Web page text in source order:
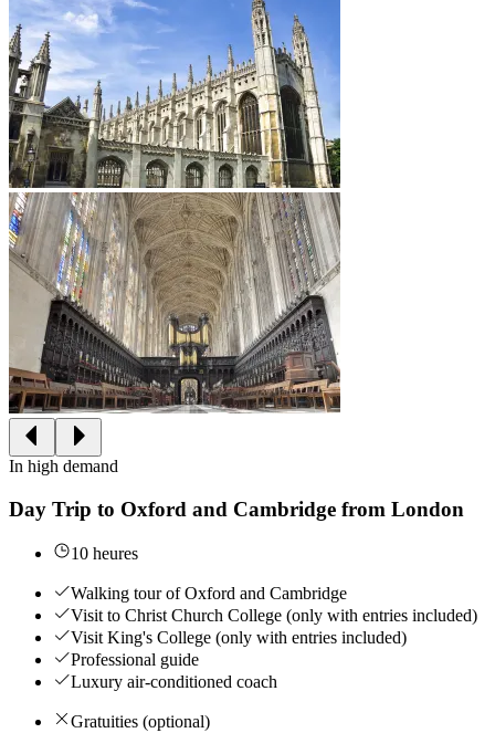
In high demand
Day Trip to Oxford and Cambridge from London
10 heures
Walking tour of Oxford and Cambridge
Visit to Christ Church College (only with entries included)
Visit King's College (only with entries included)
Professional guide
Luxury air-conditioned coach
Gratuities (optional)